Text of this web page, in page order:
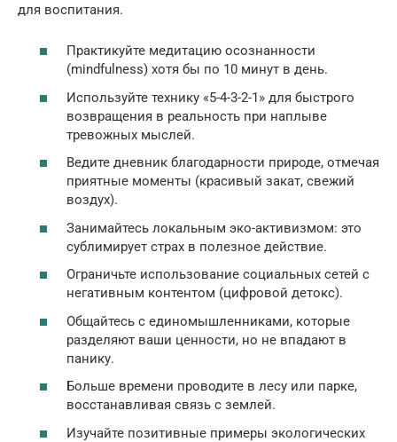
для воспитания.
Практикуйте медитацию осознанности
(mindfulness) хотя бы по 10 минут в день.
Используйте технику «5-4-3-2-1» для быстрого
возвращения в реальность при наплыве
тревожных мыслей.
Ведите дневник благодарности природе, отмечая
приятные моменты (красивый закат, свежий
воздух).
Занимайтесь локальным эко-активизмом: это
сублимирует страх в полезное действие.
Ограничьте использование социальных сетей с
негативным контентом (цифровой детокс).
Общайтесь с единомышленниками, которые
разделяют ваши ценности, но не впадают в
панику.
Больше времени проводите в лесу или парке,
восстанавливая связь с землей.
Изучайте позитивные примеры экологических